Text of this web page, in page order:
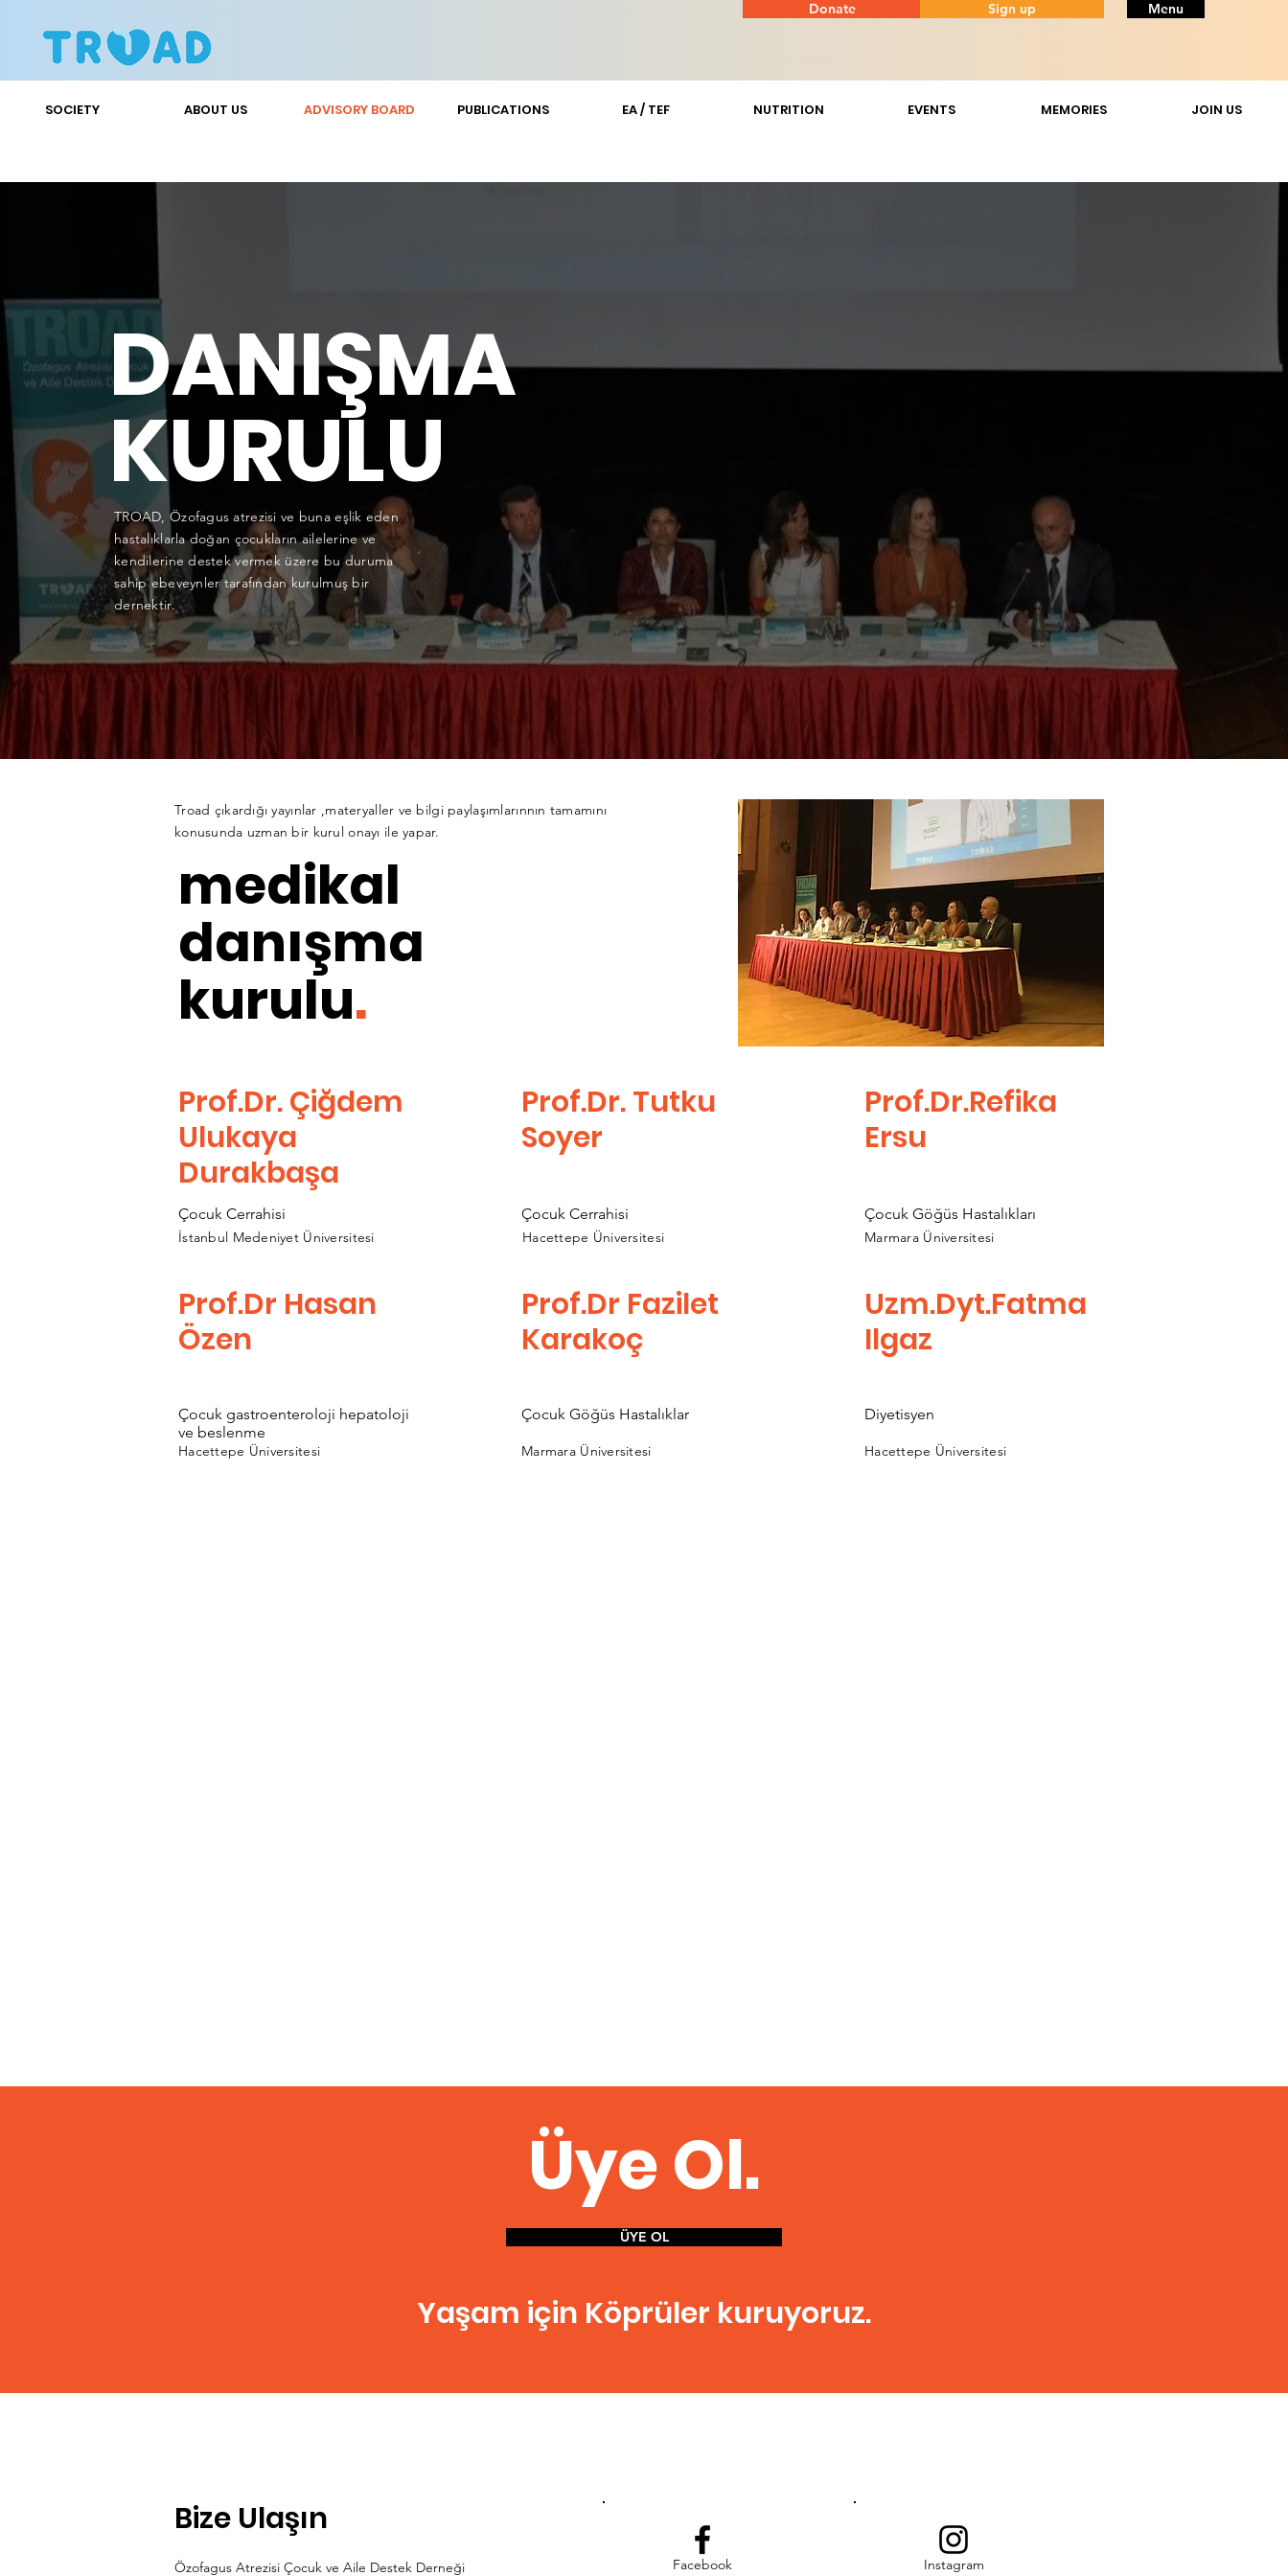
Menu
Donate Sign up
SOCIETY ABOUT US ADVISORY BOARD PUBLICATIONS EA / TEF NUTRITION EVENTS MEMORIES JOIN US
DANIŞMA
KURULU
TROAD, Özofagus atrezisi ve buna eşlik eden
hastalıklarla doğan çocukların ailelerine ve
kendilerine destek vermek üzere bu duruma
sahip ebeveynler tarafından kurulmuş bir
dernektir.
Troad çıkardığı yayınlar ,materyaller ve bilgi paylaşımlarınnın tamamını
konusunda uzman bir kurul onayı ile yapar.
medikal
danışma
kurulu.
Prof.Dr. Çiğdem
Ulukaya
Durakbaşa
Çocuk Cerrahisi
İstanbul Medeniyet Üniversitesi
Prof.Dr Hasan
Özen
Prof.Dr. Tutku
Soyer
Çocuk Cerrahisi
Hacettepe Üniversitesi
Prof.Dr Fazilet
Karakoç
Prof.Dr.Refika
Ersu
Çocuk Göğüs Hastalıkları
Marmara Üniversitesi
Uzm.Dyt.Fatma
Ilgaz
Çocuk gastroenteroloji hepatoloji
ve beslenme
Hacettepe Üniversitesi
Çocuk Göğüs Hastalıklar
Marmara Üniversitesi
Diyetisyen
Hacettepe Üniversitesi
Bize Ulaşın
Özofagus Atrezisi Çocuk ve Aile Destek Derneği Facebook Instagram
Üye Ol.
ÜYE OL
Yaşam için Köprüler kuruyoruz.